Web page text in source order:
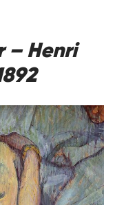
– Henri